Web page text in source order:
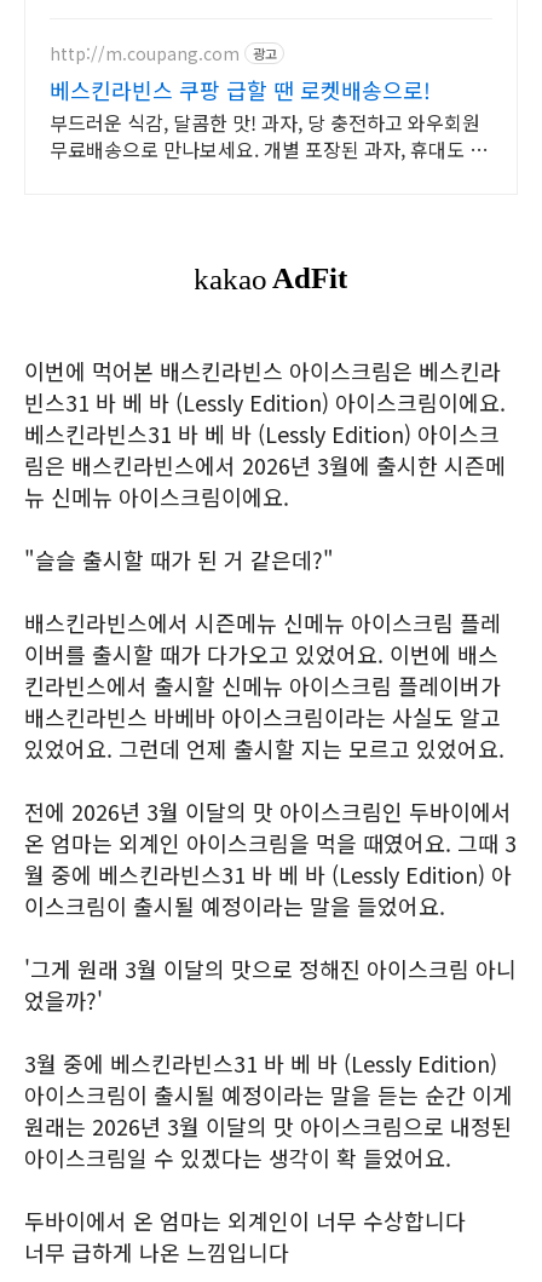
http://m.coupang.com 광고
베스킨라빈스 쿠팡 급할 땐 로켓배송으로!
부드러운 식감, 달콤한 맛! 과자, 당 충전하고 와우회원
무료배송으로 만나보세요. 개별 포장된 과자, 휴대도 간
이번에 먹어본 배스킨라빈스 아이스크림은 베스킨라
빈스31 바 베 바 (Lessly Edition) 아이스크림이에요.
베스킨라빈스31 바 베 바 (Lessly Edition) 아이스크
림은 배스킨라빈스에서 2026년 3월에 출시한 시즌메
뉴 신메뉴 아이스크림이에요.
"슬슬 출시할 때가 된 거 같은데?"
배스킨라빈스에서 시즌메뉴 신메뉴 아이스크림 플레
이버를 출시할 때가 다가오고 있었어요. 이번에 배스
킨라빈스에서 출시할 신메뉴 아이스크림 플레이버가
배스킨라빈스 바베바 아이스크림이라는 사실도 알고
있었어요. 그런데 언제 출시할 지는 모르고 있었어요.
전에 2026년 3월 이달의 맛 아이스크림인 두바이에서
온 엄마는 외계인 아이스크림을 먹을 때였어요. 그때 3
월 중에 베스킨라빈스31 바 베 바 (Lessly Edition) 아
이스크림이 출시될 예정이라는 말을 들었어요.
'그게 원래 3월 이달의 맛으로 정해진 아이스크림 아니
었을까?'
3월 중에 베스킨라빈스31 바 베 바 (Lessly Edition)
아이스크림이 출시될 예정이라는 말을 듣는 순간 이게
원래는 2026년 3월 이달의 맛 아이스크림으로 내정된
아이스크림일 수 있겠다는 생각이 확 들었어요.
두바이에서 온 엄마는 외계인이 너무 수상합니다
너무 급하게 나온 느낌입니다